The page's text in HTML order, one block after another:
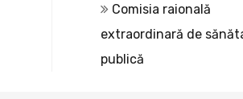
Comisia raională
extraordinară de
publică